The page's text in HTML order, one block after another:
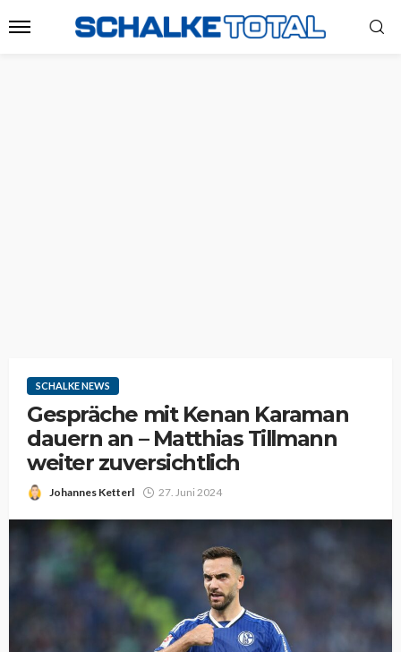
SCHALKE NEWS
Gespräche mit Kenan Karaman
dauern an – Matthias Tillmann
weiter zuversichtlich
Johannes Ketterl 27. Juni 2024